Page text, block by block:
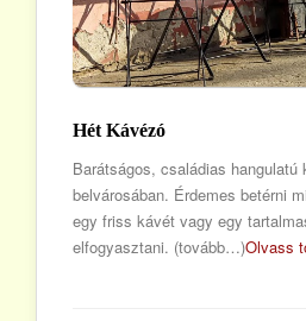
Hét Kávézó
Barátságos, családias
belvárosában. Érdemes betérni
egy friss kávét vagy egy
elfogyasztani. (tovább…)Olvass